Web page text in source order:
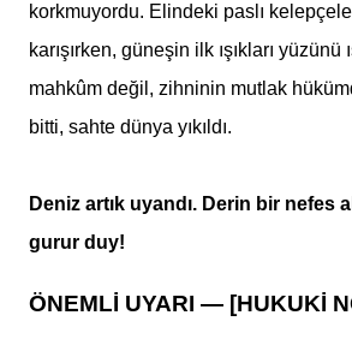
korkmuyordu. Elindeki paslı
karışırken, güneşin ilk ışıkları yüzünü
mahkûm değil, zihninin mutlak
bitti, sahte dünya yıkıldı.
Deniz artık uyandı. Derin bir nefes
gurur duy!
ÖNEMLİ UYARI — [HUKUKİ